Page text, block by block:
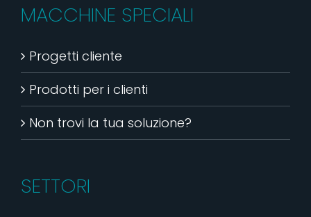
MACCHINE SPECIALI
Progetti cliente
Prodotti per i clienti
Non trovi la tua soluzione?
SETTORI